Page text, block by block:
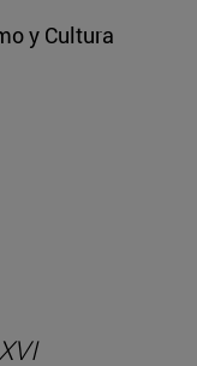
y Cultura